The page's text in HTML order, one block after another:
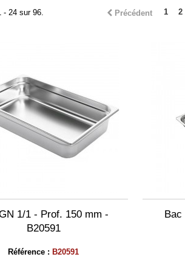
Précédent 1 2
- 24 sur 96.
1/1 - Prof. 150 mm -
B20591
Référence : B20591
Bac